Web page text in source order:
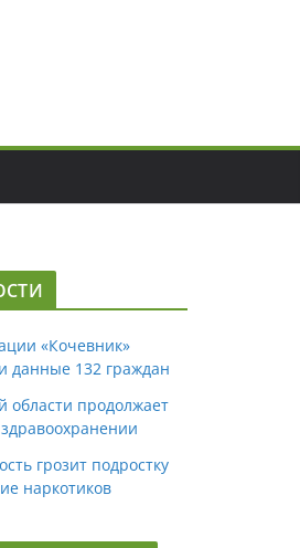
«Кочевник»
данные 132 граждан
области продолжает
грозит подростку
наркотиков